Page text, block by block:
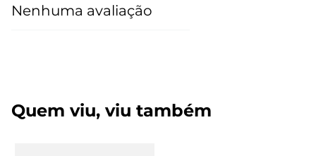
Nenhuma avaliação
Quem viu, viu também